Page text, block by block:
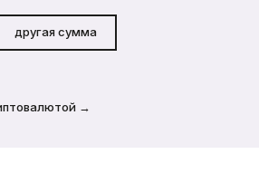
другая сумма
→